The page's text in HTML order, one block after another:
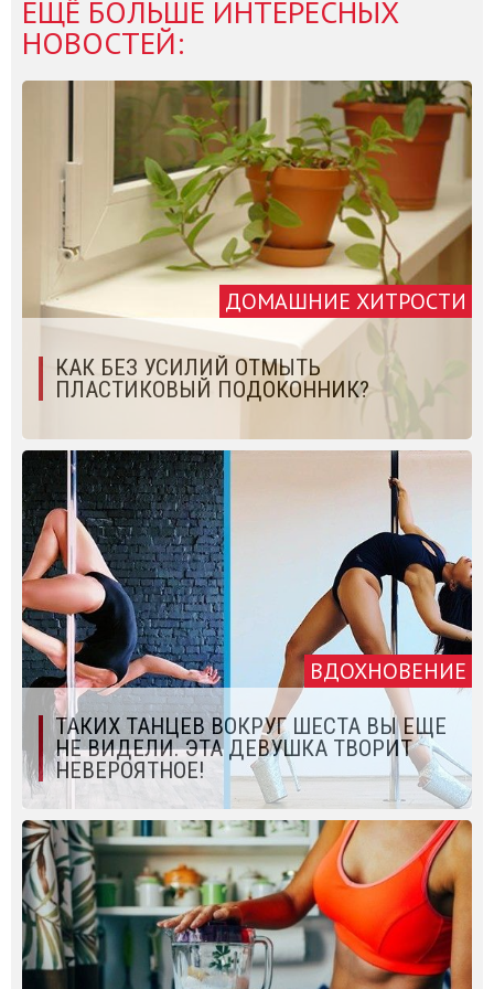
ЕЩЁ БОЛЬШЕ ИНТЕРЕСНЫХ
НОВОСТЕЙ:
ДОМАШНИЕ ХИТРОСТИ
КАК БЕЗ УСИЛИЙ ОТМЫТЬ
ПЛАСТИКОВЫЙ ПОДОКОННИК?
ВДОХНОВЕНИЕ
ТАКИХ ТАНЦЕВ ВОКРУГ ШЕСТА ВЫ ЕЩЕ
НЕ ВИДЕЛИ. ЭТА ДЕВУШКА ТВОРИТ
НЕВЕРОЯТНОЕ!